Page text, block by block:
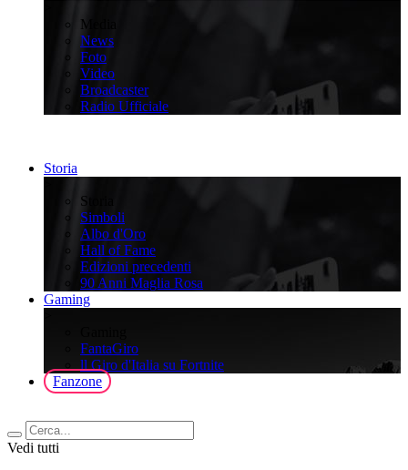
Media
News
Foto
Video
Broadcaster
Radio Ufficiale
Storia
Storia
Simboli
Albo d'Oro
Hall of Fame
Edizioni precedenti
90 Anni Maglia Rosa
Gaming
FantaGiro
ll Giro d'Italia su Fortnite
Fanzone
Vedi tutti